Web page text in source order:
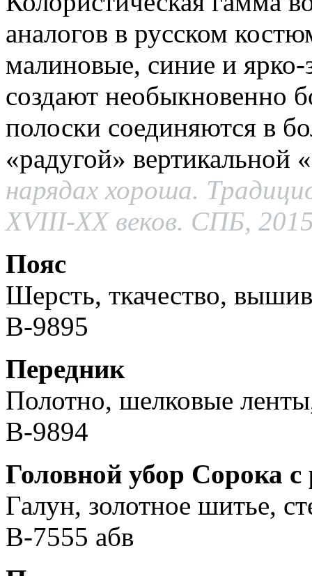
аналогов в русском
малиновые, синие и
создают необыкновенно
полоски соединяются в
«радугой» вертикальной
нарядах хороша.
XVIII-XX веков. СПБ,
Пояс
Шерсть, ткачество,
В-9895
Передник
Полотно, шелковые
В-9894
Головной убор Сорока
Галун, золотное шитье,
В-7555 абв